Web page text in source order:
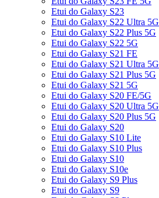
Etui do Galaxy S23
Etui do Galaxy S22 Ultra 5G
Etui do Galaxy S22 Plus 5G
Etui do Galaxy S22 5G
Etui do Galaxy S21 FE
Etui do Galaxy S21 Ultra 5G
Etui do Galaxy S21 Plus 5G
Etui do Galaxy S21 5G
Etui do Galaxy S20 FE/5G
Etui do Galaxy S20 Ultra 5G
Etui do Galaxy S20 Plus 5G
Etui do Galaxy S20
Etui do Galaxy S10 Lite
Etui do Galaxy S10 Plus
Etui do Galaxy S10
Etui do Galaxy S10e
Etui do Galaxy S9 Plus
Etui do Galaxy S9